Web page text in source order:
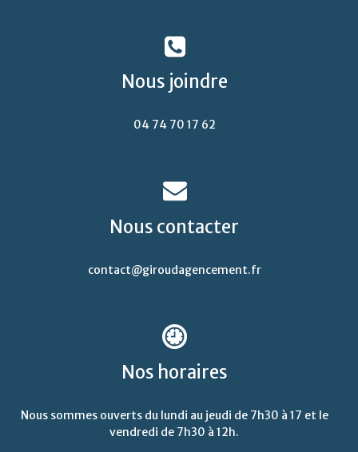
Nous joindre
04 74 70 17 62
Nous contacter
contact@giroudagencement.fr
Nos horaires
Nous sommes ouverts du lundi au jeudi de 7h30 à 17 et le
vendredi de 7h30 à 12h.